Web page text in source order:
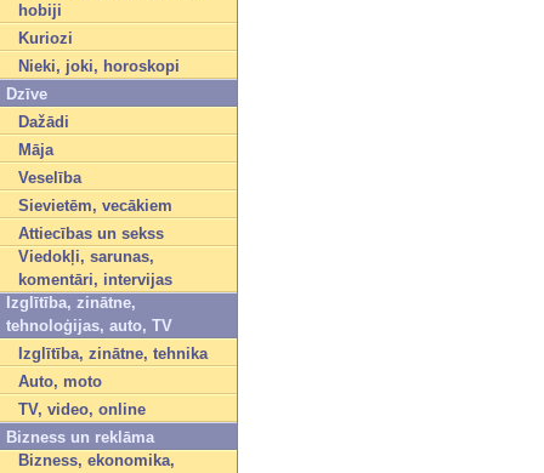
hobiji
Kuriozi
Nieki, joki, horoskopi
Dzīve
Dažādi
Māja
Veselība
Sievietēm, vecākiem
Attiecības un sekss
Viedokļi, sarunas,
komentāri, intervijas
Izglītība, zinātne,
tehnoloģijas, auto, TV
Izglītība, zinātne, tehnika
Auto, moto
TV, video, online
Bizness un reklāma
Bizness, ekonomika,